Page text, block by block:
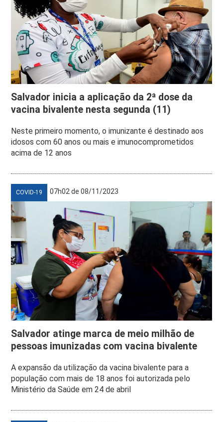
Salvador inicia a aplicação da 2ª dose da
vacina bivalente nesta segunda (11)
Neste primeiro momento, o imunizante é destinado aos
idosos com 60 anos ou mais e imunocomprometidos
acima de 12 anos
COVID-19 07h02 de 08/11/2023
Salvador atinge marca de meio milhão de
pessoas imunizadas com vacina bivalente
A expansão da utilização da vacina bivalente para a
população com mais de 18 anos foi autorizada pelo
Ministério da Saúde em 24 de abril